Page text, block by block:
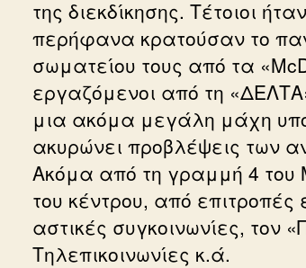
της διεκδίκησης. Τέτοιοι
περήφανα κρατούσαν το
σωματείου τους από τα
εργαζόμενοι από τη
μια ακόμα μεγάλη μάχη
ακυρώνει προβλέψεις των
Ακόμα από τη γραμμή 4 του
του κέντρου, από
αστικές συγκοινωνίες, τον
Τηλεπικοινωνίες κ.ά.